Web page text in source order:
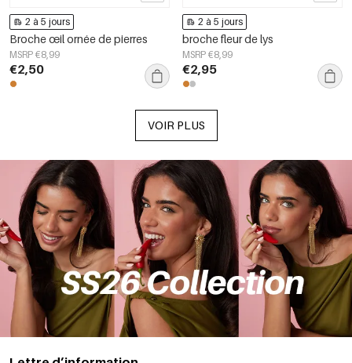
2 à 5 jours
Broche œil ornée de pierres
MSRP €8,99
€2,50
2 à 5 jours
broche fleur de lys
MSRP €8,99
€2,95
VOIR PLUS